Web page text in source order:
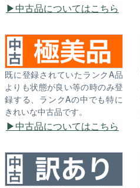
中古品についてはこちら
既に登録されていたランクA品
よりも状態が良い等の時のみ登
録する、ランクAの中でも特に
きれいな中古品です。
中古品についてはこちら